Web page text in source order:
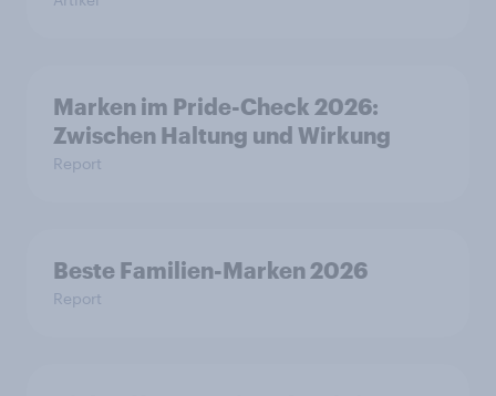
Marken im Pride-Check 2026:
Zwischen Haltung und Wirkung
Report
Beste Familien-Marken 2026
Report